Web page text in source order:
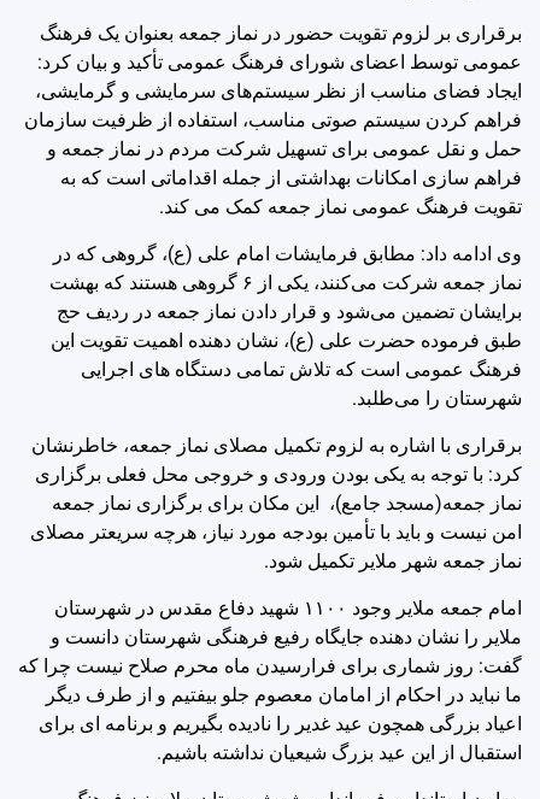
برقراری بر لزوم تقویت حضور در نماز جمعه بعنوان یک فرهنگ
عمومی توسط اعضای شورای فرهنگ عمومی تأکید و بیان کرد:
ایجاد فضای مناسب از نظر سیستم‌های سرمایشی و گرمایشی،
فراهم کردن سیستم صوتی مناسب، استفاده از ظرفیت سازمان
حمل و نقل عمومی برای تسهیل شرکت مردم در نماز جمعه و
فراهم سازی امکانات بهداشتی از جمله اقداماتی است که به
تقویت فرهنگ عمومی نماز جمعه کمک می کند.
وی ادامه داد: مطابق فرمایشات امام علی (ع)، گروهی که در
نماز جمعه شرکت می‌کنند، یکی از ۶ گروهی هستند که بهشت
برایشان تضمین می‌شود و قرار دادن نماز جمعه در ردیف حج
طبق فرموده حضرت علی (ع)، نشان دهنده اهمیت تقویت این
فرهنگ عمومی است که تلاش تمامی دستگاه های اجرایی
شهرستان را می‌طلبد.
برقراری با اشاره به لزوم تکمیل مصلای نماز جمعه، خاطرنشان
کرد: با توجه به یکی بودن ورودی و خروجی محل فعلی برگزاری
نماز جمعه(مسجد جامع)، این مکان برای برگزاری نماز جمعه
امن نیست و باید با تأمین بودجه مورد نیاز، هرچه سریعتر مصلای
نماز جمعه شهر ملایر تکمیل شود.
امام جمعه ملایر وجود ۱۱۰۰ شهید دفاع مقدس در شهرستان
ملایر را نشان دهنده جایگاه رفیع فرهنگی شهرستان دانست و
گفت: روز شماری برای فرارسیدن ماه محرم صلاح نیست چرا که
ما نباید در احکام از امامان معصوم جلو بیفتیم و از طرف دیگر
اعیاد بزرگی همچون عید غدیر را نادیده بگیریم و برنامه ای برای
استقبال از این عید بزرگ شیعیان نداشته باشیم.